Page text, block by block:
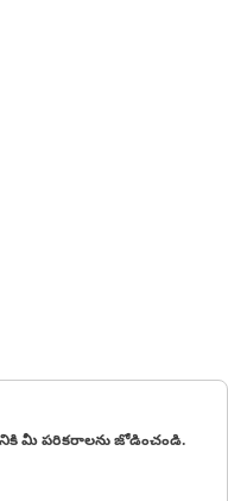
మీ పరికరాలను జోడించండి.